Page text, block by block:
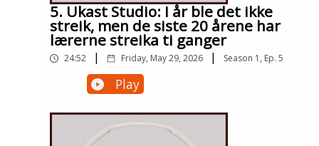
5. Ukast Studio: I år ble det ikke
streik, men de siste 20 årene har
lærerne streika ti ganger
24:52 | Friday, May 29, 2026 | Season 1 , Ep. 5
Play